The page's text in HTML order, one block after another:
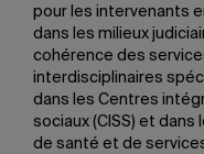
pour les intervenants
dans les milieux
cohérence des
interdisciplinaires
dans les Centres
sociaux (CISS) et
de santé et de